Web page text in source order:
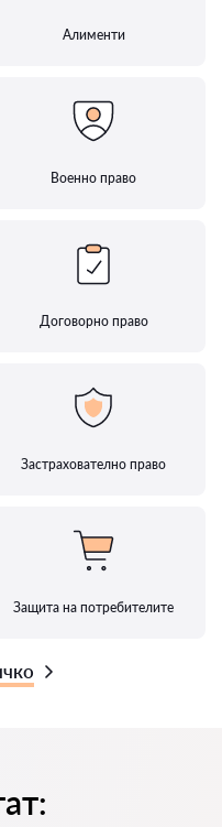
Алименти
Военно право
Договорно право
Застрахователно право
Защита на потребителите